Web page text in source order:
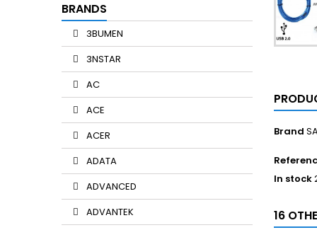
BRANDS
3BUMEN
3NSTAR
AC
ACE
ACER
ADATA
ADVANCED
ADVANTEK
Brand
In stock
16